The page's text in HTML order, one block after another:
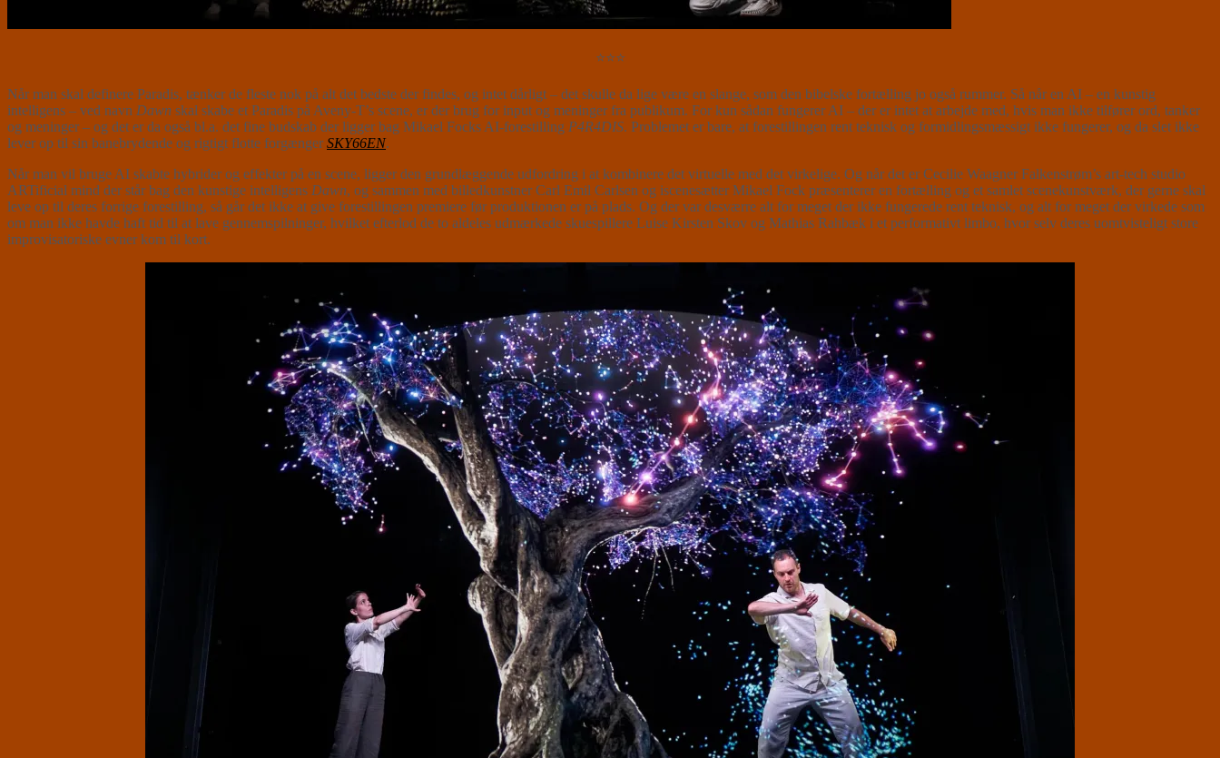
⭐⭐⭐
Når man skal definere Paradis, tænker de fleste nok på alt det bedste der findes, og intet dårligt – det skulle da lige være en slange, som den bibelske fortælling jo også rummer. Så når en AI – en kunstig
intelligens – ved navn Dawn skal skabe et Paradis på Aveny-T’s scene, er der brug for input og meninger fra publikum. For kun sådan fungerer AI – der er intet at arbejde med, hvis man ikke tilfører ord, tanker
og meninger – og det er da også bl.a. det fine budskab der ligger bag Mikael Focks AI-forestilling P4R4DIS. Problemet er bare, at forestillingen rent teknisk og formidlingsmæssigt ikke fungerer, og da slet ikke
lever op til sin banebrydende og rigtigt flotte forgænger SKY66EN.
Når man vil bruge AI skabte hybrider og effekter på en scene, ligger den grundlæggende udfordring i at kombinere det virtuelle med det virkelige. Og når det er Cecilie Waagner Falkenstrøm’s art-tech studio
ARTificial mind der står bag den kunstige intelligens Dawn, og sammen med billedkunstner Carl Emil Carlsen og iscenesætter Mikael Fock præsenterer en fortælling og et samlet scenekunstværk, der gerne skal
leve op til deres forrige forestilling, så går det ikke at give forestillingen premiere før produktionen er på plads. Og der var desværre alt for meget der ikke fungerede rent teknisk, og alt for meget der virkede som
om man ikke havde haft tid til at lave gennemspilninger, hvilket efterlod de to aldeles udmærkede skuespillere Luise Kirsten Skov og Mathias Rahbæk i et performativt limbo, hvor selv deres uomtvisteligt store
improvisatoriske evner kom til kort.